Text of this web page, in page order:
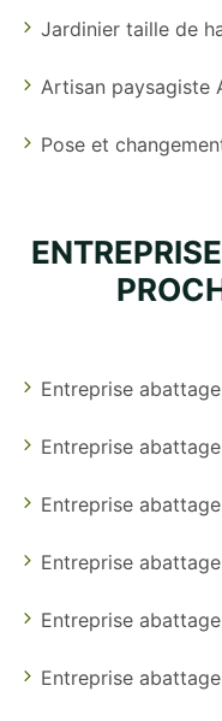
Jardinier taille de
Artisan paysagiste
Pose et
Entreprise
Entreprise
Entreprise
Entreprise
Entreprise
Entreprise